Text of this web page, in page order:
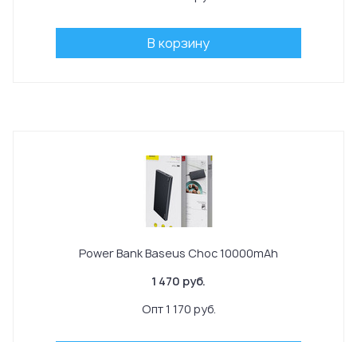
В корзину
Power Bank Baseus Choc 10000mAh
1 470 руб.
Опт 1 170 руб.